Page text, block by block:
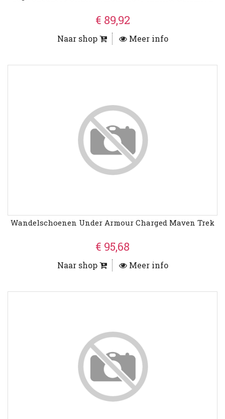
€ 89,92
Naar shop Meer info
Wandelschoenen Under Armour Charged Maven Trek
€ 95,68
Naar shop Meer info